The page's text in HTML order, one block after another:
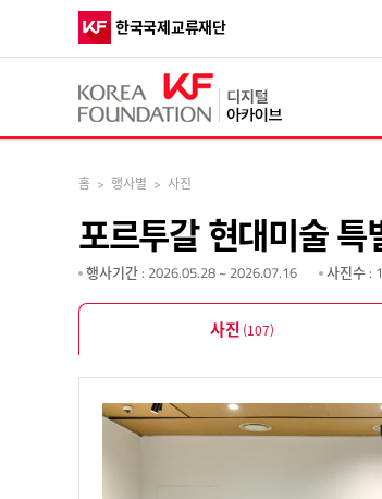
한국국제교류재단
홈 > 행사별 > 사진
포르투갈 현대미술
행사기간 : 2026.05.28 ~ 2026.07.16 사진수 :
사진 (107)